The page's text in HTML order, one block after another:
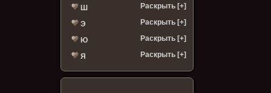
Ш Раскрыть [+]
Э Раскрыть [+]
Ю Раскрыть [+]
Я Раскрыть [+]